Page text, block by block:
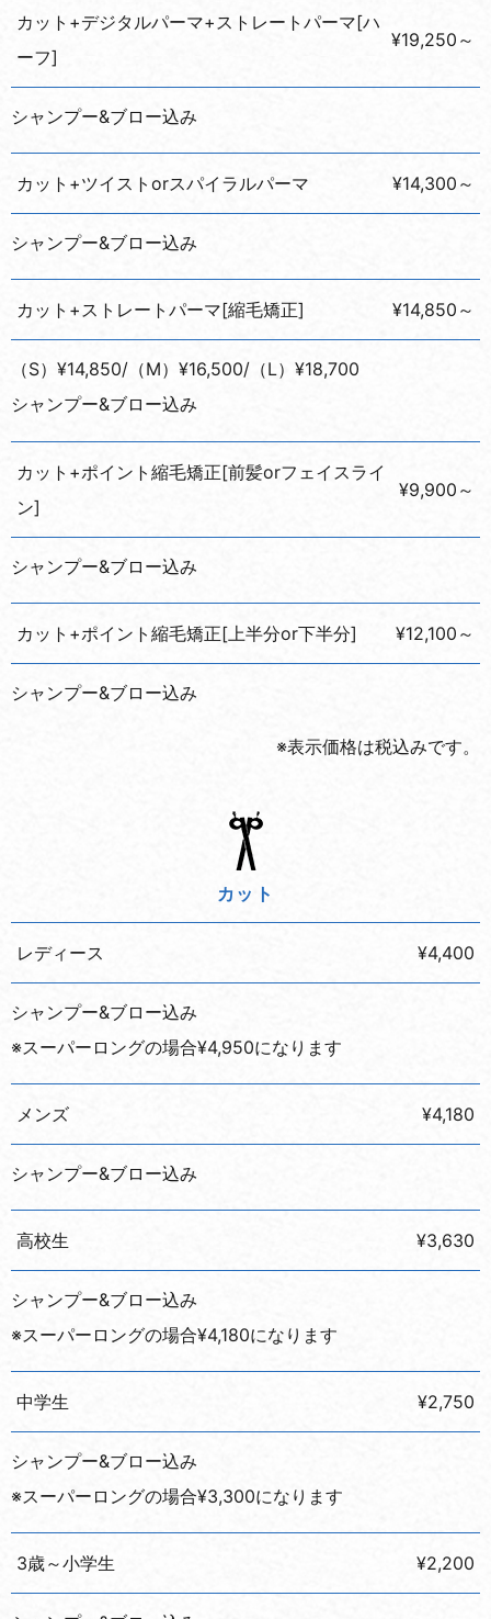
カット+デジタルパーマ+ストレートパーマ[ハ
ーフ]
¥19,250～
シャンプー&ブロー込み
カット+ツイストorスパイラルパーマ ¥14,300～
シャンプー&ブロー込み
カット+ストレートパーマ[縮毛矯正] ¥14,850～
（S）¥14,850/（M）¥16,500/（L）¥18,700
シャンプー&ブロー込み
カット+ポイント縮毛矯正[前髪orフェイスライ
ン]
¥9,900～
シャンプー&ブロー込み
カット+ポイント縮毛矯正[上半分or下半分] ¥12,100～
シャンプー&ブロー込み
※表示価格は税込みです。
カット
レディース ¥4,400
シャンプー&ブロー込み
※スーパーロングの場合¥4,950になります
メンズ ¥4,180
シャンプー&ブロー込み
高校生 ¥3,630
シャンプー&ブロー込み
※スーパーロングの場合¥4,180になります
中学生 ¥2,750
シャンプー&ブロー込み
※スーパーロングの場合¥3,300になります
3歳～小学生 ¥2,200